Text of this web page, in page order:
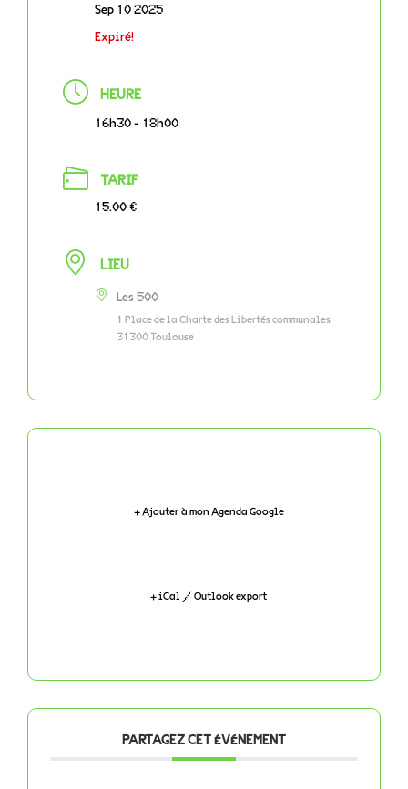
Sep 10 2025
Expiré!
HEURE
16h30 - 18h00
TARIF
15.00 €
LIEU
Les 500
1 Place de la Charte des Libertés communales
31300 Toulouse
+ Ajouter à mon Agenda Google
+ iCal / Outlook export
PARTAGEZ CET ÉVÉNEMENT